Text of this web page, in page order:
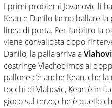
I primi problemi Jovanovic li
Kean e Danilo fanno ballare
linea di porta. Per l’arbitro la
viene convalidata dopo
Danilo, la palla arriva a
costringe Vlachodimos al
pallone c’è anche Kean, che
tocchi di Vlahovic, Kean è in
gioco sul terzo, che è quello